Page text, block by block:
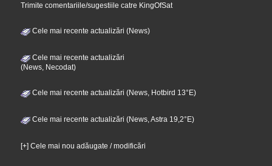
Trimite comentariile/sugestiile catre KingOfSat
Cele mai recente actualizări (News)
Cele mai recente actualizări
(News, Necodat)
Cele mai recente actualizări (News, Hotbird 13°E)
Cele mai recente actualizări (News, Astra 19,2°E)
[+] Cele mai nou adăugate / modificări